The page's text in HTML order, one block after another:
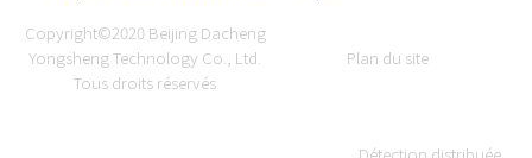
Copyright©2020 Beijing Dacheng
Yongsheng Technology Co., Ltd.
Tous droits réservés
Plan du site